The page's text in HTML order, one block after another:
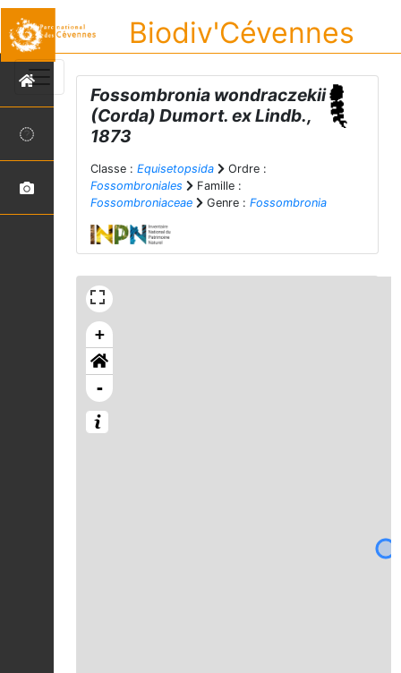
Biodiv'Cévennes
Fossombronia wondraczekii
(Corda) Dumort. ex Lindb.,
1873
Classe : Equisetopsida
Ordre :
Fossombroniales
Famille :
Fossombroniaceae
Genre : Fossombronia
+
-